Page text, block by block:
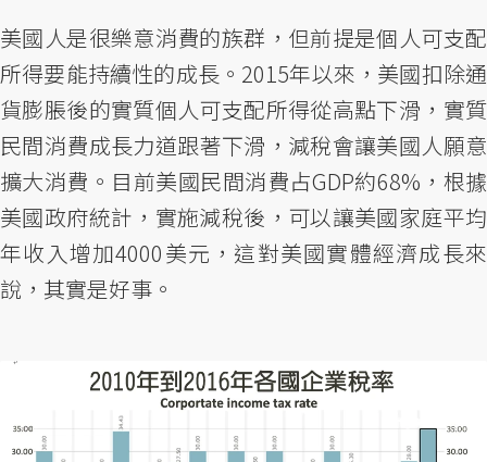
美國人是很樂意消費的族群，但前提是個人可支配
所得要能持續性的成長。2015年以來，美國扣除通
貨膨脹後的實質個人可支配所得從高點下滑，實質
民間消費成長力道跟著下滑，減稅會讓美國人願意
擴大消費。目前美國民間消費占GDP約68%，根據
美國政府統計，實施減稅後，可以讓美國家庭平均
年收入增加4000美元，這對美國實體經濟成長來
說，其實是好事。